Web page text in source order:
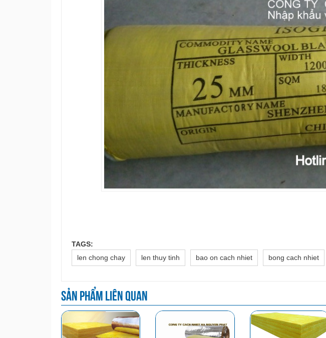
TAGS:
len chong chay
len thuy tinh bao on cach nhiet bong cach nhiet
Sản phẩm liên quan